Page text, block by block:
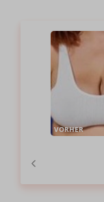
VORHER